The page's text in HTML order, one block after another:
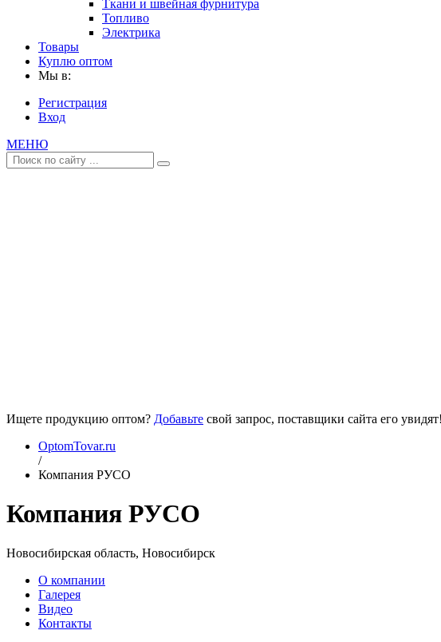
Ткани и швейная фурнитура
Топливо
Электрика
Товары
Куплю оптом
Мы в:
Регистрация
Вход
МЕНЮ
Ищете продукцию оптом? Добавьте свой запрос, поставщики сайта его увидят!
OptomTovar.ru
/
Компания РУСО
Компания РУСО
Новосибирская область, Новосибирск
О компании
Галерея
Видео
Контакты